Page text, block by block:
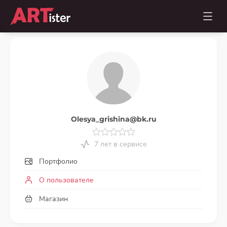
Olesya_grishina@bk.ru
7 лет в сервисе
Портфолио
О пользователе
Магазин